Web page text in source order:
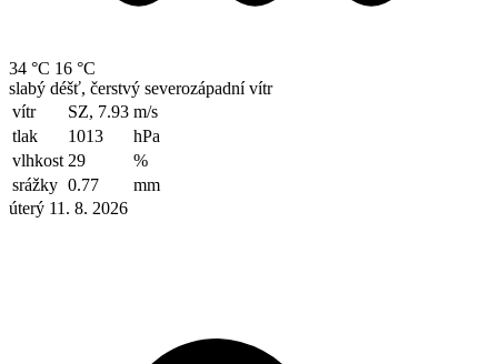
34 °C 16 °C
slabý déšť, čerstvý severozápadní vítr
vítr
SZ, 7.93 m/s
tlak
1013
hPa
vlhkost 29
%
srážky 0.77
mm
úterý 11. 8. 2026